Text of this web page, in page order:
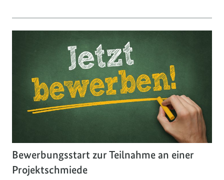
Bewerbungsstart zur Teilnahme an einer
Projektschmiede